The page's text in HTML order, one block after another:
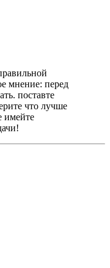
мнение: перед
поставте
что лучше
имейте